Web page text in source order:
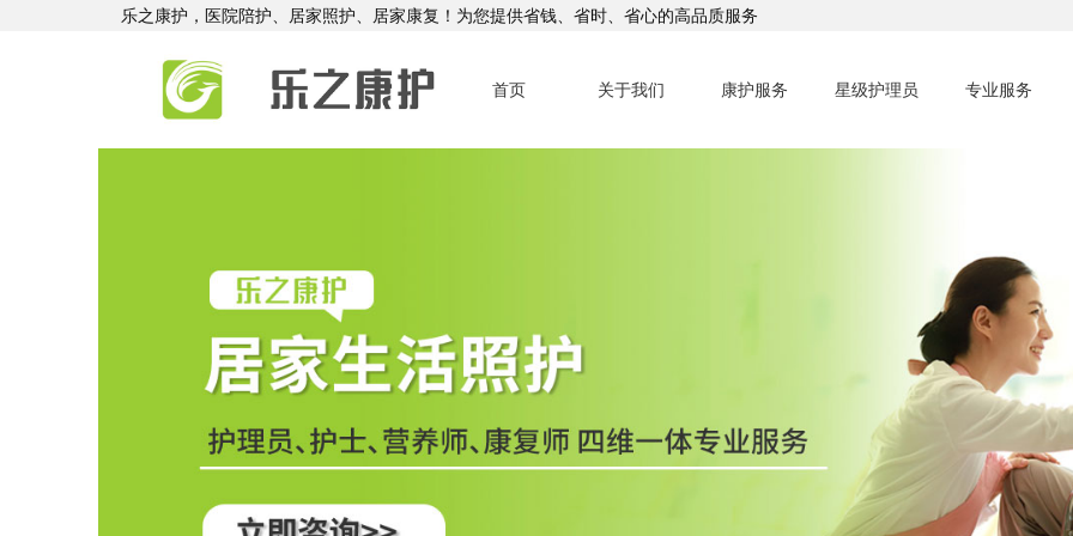
乐之康护，医院陪护、居家照护、居家康复！为您提供省钱、省时、省心的高品质服务
首页 关于我们 康护服务 星级护理员 专业服务